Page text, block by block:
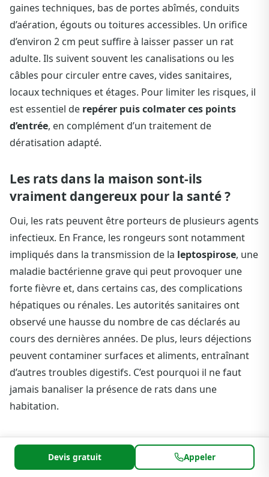
gaines techniques, bas de portes abîmés, conduits
d’aération, égouts ou toitures accessibles. Un orifice
d’environ 2 cm peut suffire à laisser passer un rat
adulte. Ils suivent souvent les canalisations ou les
câbles pour circuler entre caves, vides sanitaires,
locaux techniques et étages. Pour limiter les risques, il
est essentiel de repérer puis colmater ces points
d’entrée, en complément d’un traitement de
dératisation adapté.
Les rats dans la maison sont-ils
vraiment dangereux pour la santé ?
Oui, les rats peuvent être porteurs de plusieurs agents
infectieux. En France, les rongeurs sont notamment
impliqués dans la transmission de la leptospirose, une
maladie bactérienne grave qui peut provoquer une
forte fièvre et, dans certains cas, des complications
hépatiques ou rénales. Les autorités sanitaires ont
observé une hausse du nombre de cas déclarés au
cours des dernières années. De plus, leurs déjections
peuvent contaminer surfaces et aliments, entraînant
d’autres troubles digestifs. C’est pourquoi il ne faut
jamais banaliser la présence de rats dans une
habitation.
Puis-je éliminer les rats moi-même ou
dois-je appeler un professionnel ?
Devis gratuit Appeler